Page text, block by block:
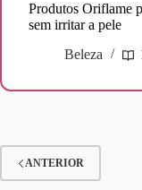
Produtos Oriflame
sem irritar a pele
Beleza
ANTERIOR